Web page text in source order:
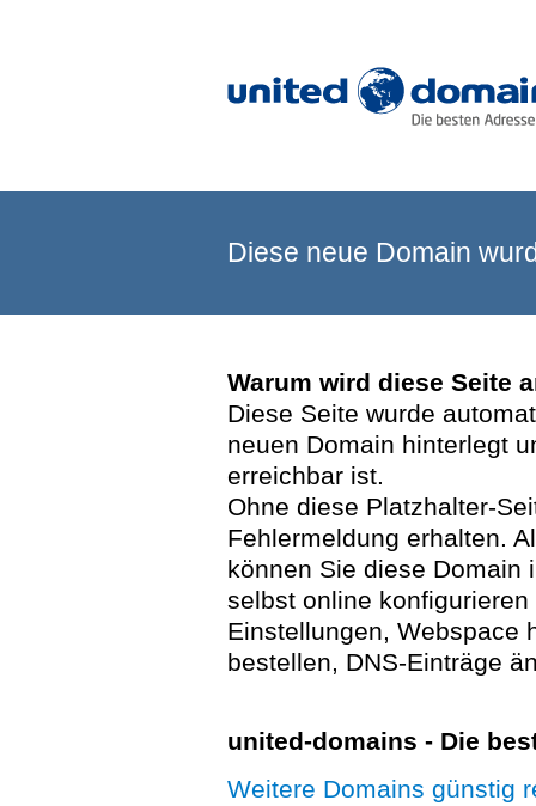
Diese neue Domain
Warum wird diese Seite
Diese Seite wurde
neuen Domain hinterlegt
erreichbar ist.
Ohne diese Platzhalter-
Fehlermeldung erhalten.
können Sie diese Domain
selbst online
Einstellungen, Webspace
bestellen, DNS-Einträge
united-domains - Die
Weitere Domains günstig